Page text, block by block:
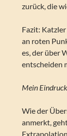
zurück, die
Fazit:
an roten
es, der über
entscheiden
Mein Eindruck
Wie der
anmerkt,